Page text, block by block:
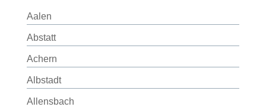
Aalen
Abstatt
Achern
Albstadt
Allensbach